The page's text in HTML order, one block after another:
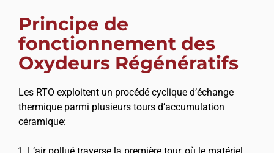
Principe de
fonctionnement des
Oxydeurs Régénératifs
Les RTO exploitent un procédé cyclique d’échange
thermique parmi plusieurs tours d’accumulation
céramique: